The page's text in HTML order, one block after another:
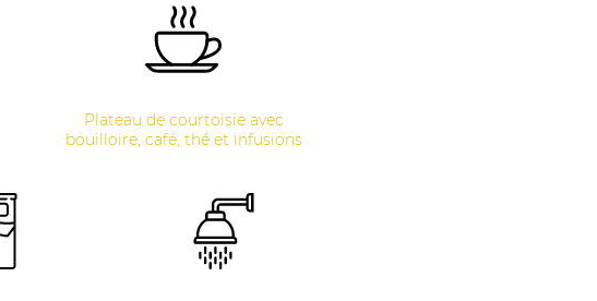
Plateau de courtoisie avec
bouilloire, café, thé et infusions